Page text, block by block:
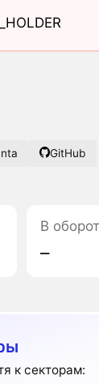
GitHub
В
‒
к секторам: